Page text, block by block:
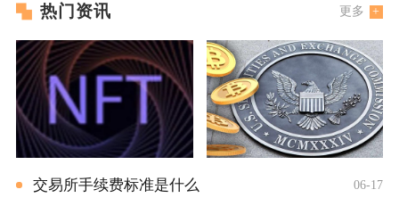
热门资讯 更多
交易所手续费标准是什么 06-17